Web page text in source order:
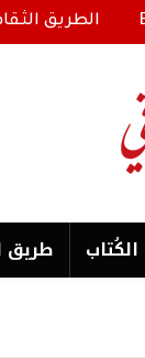
الطريق
الكُتاب طریق